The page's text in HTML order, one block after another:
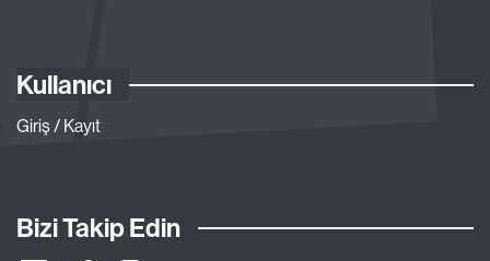
Kullanıcı
Giriş / Kayıt
Bizi Takip Edin